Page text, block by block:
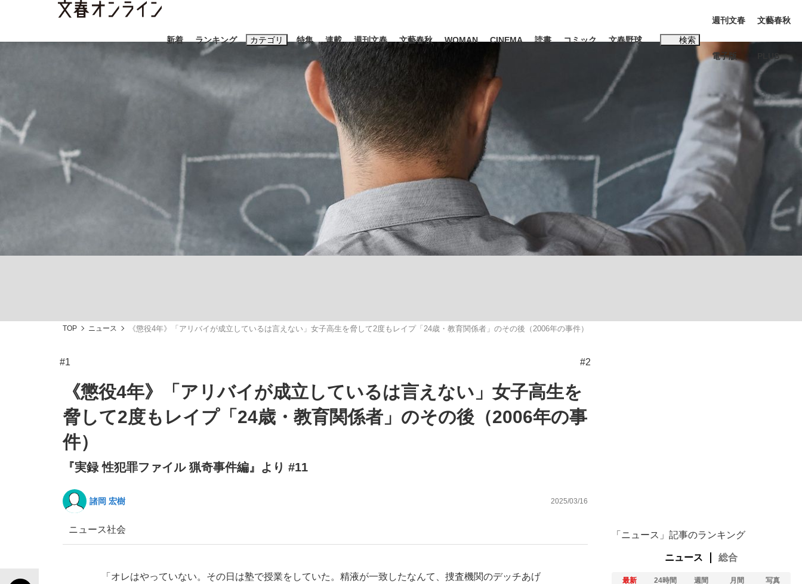
新着 ランキング カテゴリ
スクープ エンタメ ライフ 読書
「90%は失敗する。でも…」本田圭佑が初めて明かした日本代表監督に... 「最悪の空気のまま解散」WBC日本代表“敗戦”の真実 選手が明かす...
特集
観る将棋、読む将棋
the Style
連載 週刊文春 文藝春秋 WOMAN CINEMA 読書 コミック 文春野球 検索
キーワード入力
おすすめのキーワードタグ一覧
#高市早苗 #後藤真希 #森岡毅 #内田有紀
週刊文春
電子版
文藝春秋
PLUS
TOP ニュース 《懲役4年》「アリバイが成立しているは言えない」女子高生を脅して2度もレイプ「24歳・教育関係者」のその後（2006年の事件）
#1 #2
《懲役4年》「アリバイが成立しているは言えない」女子高生を
脅して2度もレイプ「24歳・教育関係者」のその後（2006年の事
件）
『実録 性犯罪ファイル 猟奇事件編』より #11
諸岡 宏樹 2025/03/16
ニュース社会
「オレはやっていない。その日は塾で授業をしていた。精液が一致したなんて、捜査機関のデッチあげ
「ニュース」記事のランキング
ニュース 総合
最新 24時間 週間 月間 写真